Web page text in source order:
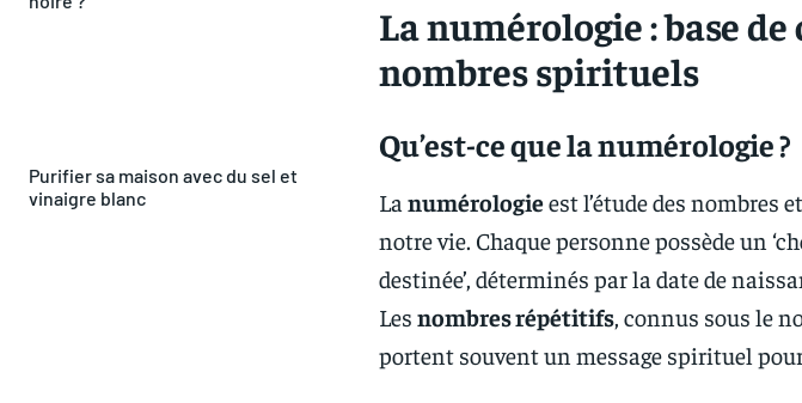
Purifier sa maison avec du sel et
vinaigre blanc
La numérologie : base
nombres spirituels
Qu’est-ce que la numérologie ?
Lanumérologieest l’étude des nombres
notre vie. Chaque personne possède un
destinée’, déterminés par la date de
Lesnombres répétitifs , connus sous le
portent souvent un message spirituel